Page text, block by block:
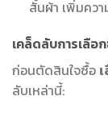
สั้นผ้า เพิ่มควา
เคล็ดลับการเลือ
ก่อนตัดสินใจซื้อ
ลับเหล่านี้: